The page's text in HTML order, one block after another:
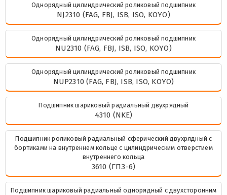
Однорядный цилиндрический роликовый подшипник
NJ2310 (FAG, FBJ, ISB, ISO, KOYO)
Однорядный цилиндрический роликовый подшипник
NU2310 (FAG, FBJ, ISB, ISO, KOYO)
Однорядный цилиндрический роликовый подшипник
NUP2310 (FAG, FBJ, ISB, ISO, KOYO)
Подшипник шариковый радиальный двухрядный
4310 (NKE)
Подшипник роликовый радиальный сферический двухрядный с
бортиками на внутреннем кольце с цилиндрическим отверстием
внутреннего кольца
3610 (ГПЗ-6)
Подшипник шариковый радиальный однорядный с двухсторонним